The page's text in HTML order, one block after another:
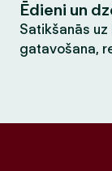
Ēdieni un
Satikšanās
gatavošana,